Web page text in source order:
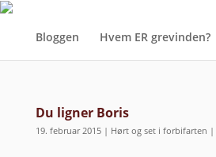
Bloggen Hvem ER grevinden?
Du ligner Boris
19. februar 2015| Hørt og set i forbifarten |